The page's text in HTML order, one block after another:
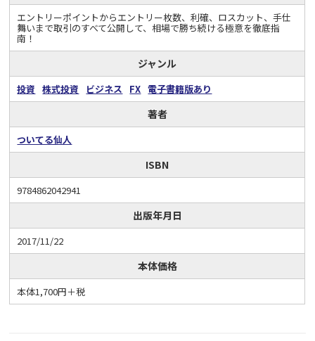
エントリーポイントからエントリー枚数、利確、ロスカット、手仕
舞いまで取引のすべて公開して、相場で勝ち続ける極意を徹底指
南！
ジャンル
投資 株式投資 ビジネス FX 電子書籍版あり
著者
ついてる仙人
ISBN
9784862042941
出版年月日
2017/11/22
本体価格
本体1,700円＋税